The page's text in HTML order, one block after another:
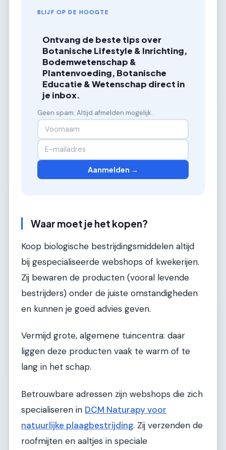
BLIJF OP DE HOOGTE
Ontvang de beste tips over
Botanische Lifestyle & Inrichting,
Bodemwetenschap &
Plantenvoeding, Botanische
Educatie & Wetenschap direct in
je inbox.
Geen spam. Altijd afmelden mogelijk.
Aanmelden →
Waar moet je het kopen?
Koop biologische bestrijdingsmiddelen altijd
bij gespecialiseerde webshops of kwekerijen.
Zij bewaren de producten (vooral levende
bestrijders) onder de juiste omstandigheden
en kunnen je goed advies geven.
Vermijd grote, algemene tuincentra: daar
liggen deze producten vaak te warm of te
lang in het schap.
Betrouwbare adressen zijn webshops die zich
specialiseren in DCM Naturapy voor
natuurlijke plaagbestrijding. Zij verzenden de
roofmijten en aaltjes in speciale